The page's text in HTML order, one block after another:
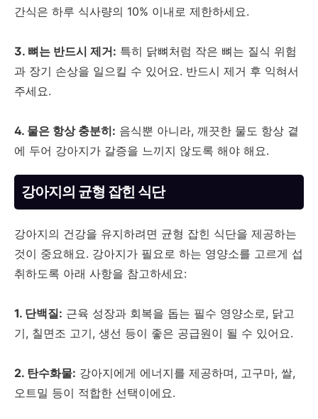
간식은 하루 식사량의 10% 이내로 제한하세요.
3. 뼈는 반드시 제거: 특히 닭뼈처럼 작은 뼈는 질식 위험
과 장기 손상을 일으킬 수 있어요. 반드시 제거 후 익혀서
주세요.
4. 물은 항상 충분히: 음식뿐 아니라, 깨끗한 물도 항상 곁
에 두어 강아지가 갈증을 느끼지 않도록 해야 해요.
강아지의 균형 잡힌 식단
강아지의 건강을 유지하려면 균형 잡힌 식단을 제공하는
것이 중요해요. 강아지가 필요로 하는 영양소를 고르게 섭
취하도록 아래 사항을 참고하세요:
1. 단백질: 근육 성장과 회복을 돕는 필수 영양소로, 닭고
기, 칠면조 고기, 생선 등이 좋은 공급원이 될 수 있어요.
2. 탄수화물: 강아지에게 에너지를 제공하며, 고구마, 쌀,
오트밀 등이 적합한 선택이에요.